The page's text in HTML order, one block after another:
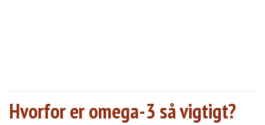
Hvorfor er omega-3 så vigtigt?